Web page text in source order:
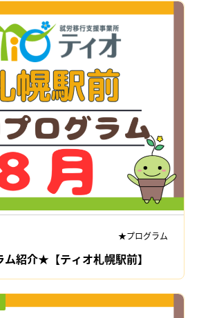
★プログラム
紹介★【ティオ札幌駅前】